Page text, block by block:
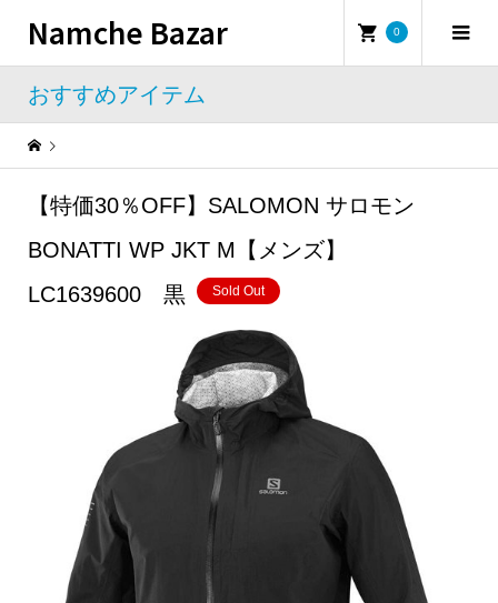
Namche Bazar 0
おすすめアイテム
Warning : Undefined property: WP_Error::$name in
【特価30％OFF】SALOMON サロモン BONATTI WP JKT M【メンズ】LC1639600 黒
【特価30％OFF】SALOMON サロモン
BONATTI WP JKT M【メンズ】
LC1639600 黒
Sold Out